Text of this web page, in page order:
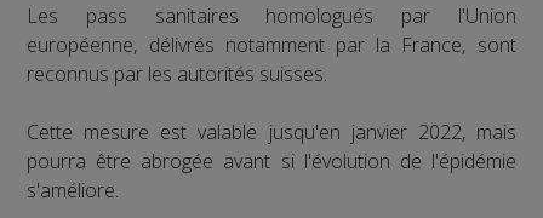
Les pass sanitaires homologués par l'Union
européenne, délivrés notamment par la France, sont
reconnus par les autorités suisses.
Cette mesure est valable jusqu'en janvier 2022, mais
pourra être abrogée avant si l'évolution de l'épidémie
s'améliore.